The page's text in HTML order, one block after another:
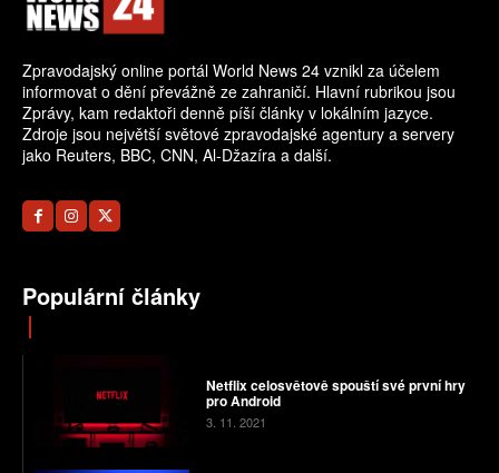
Zpravodajský online portál World News 24 vznikl za účelem
informovat o dění převážně ze zahraničí. Hlavní rubrikou jsou
Zprávy, kam redaktoři denně píší články v lokálním jazyce.
Zdroje jsou největší světové zpravodajské agentury a servery
jako Reuters, BBC, CNN, Al-Džazíra a další.
Populární články
Netflix celosvětově spouští své první hry
pro Android
3. 11. 2021